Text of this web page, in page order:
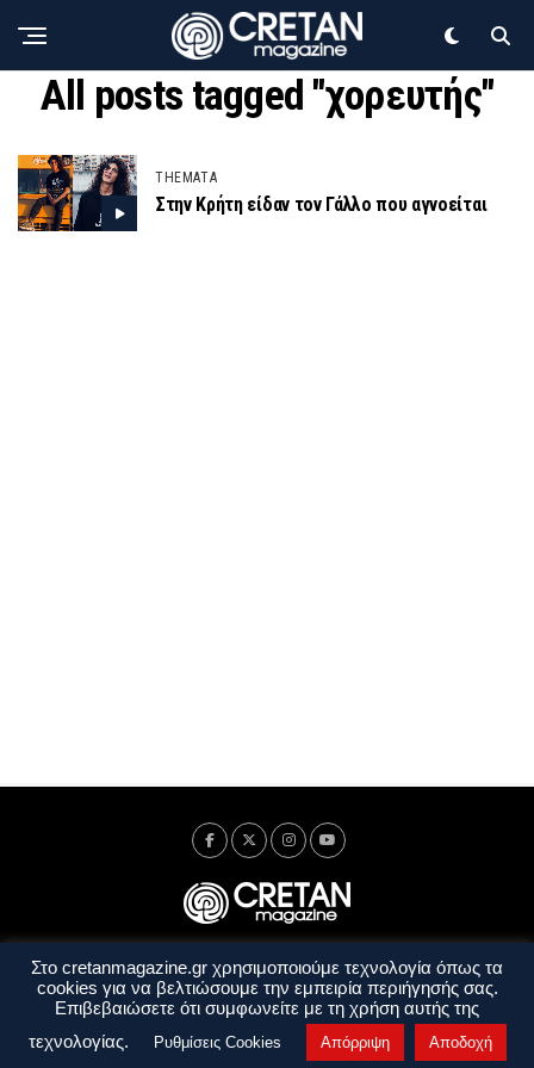
All posts tagged "χορευτής"
THEMATA
Στην Κρήτη είδαν τον Γάλλο που αγνοείται
Ταυτότητα Πολιτική Απορρήτου
Όροι Χρήσης
Όροι και Προϋποθέσεις
Στο cretanmagazine.gr χρησιμοποιούμε τεχνολογία όπως τα
cookies για να βελτιώσουμε την εμπειρία περιήγησής σας.
Επιβεβαιώσετε ότι συμφωνείτε με τη χρήση αυτής της
τεχνολογίας.
Ρυθμίσεις Cookies Απόρριψη Αποδοχή